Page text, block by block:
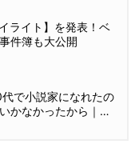
ライト】を発表！ベ
件簿も大公開
で小説家になれたの
かなかったから｜朝